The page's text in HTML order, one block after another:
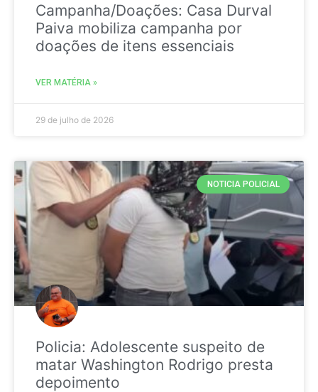
Campanha/Doações: Casa Durval
Paiva mobiliza campanha por
doações de itens essenciais
VER MATÉRIA »
29 de julho de 2026
NOTICIA POLICIAL
Policia: Adolescente suspeito de
matar Washington Rodrigo presta
depoimento